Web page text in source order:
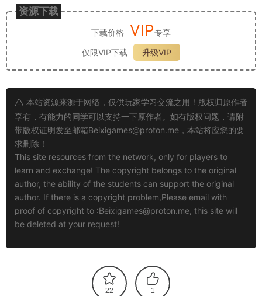
资源下载
下载价格 VIP专享
仅限VIP下载
升级VIP
本站资源来源于网络，仅供玩家学习交流之用！版权归原作者
享有，有能力的同学可以支持一下原作者。如有版权问题，请附
带版权证明发至邮箱Beixigames@proton.me ，本站将应您的要
求删除！
This site resources from the network, only for players to
learn and exchange! The copyright belongs to the original
author, the ability of the students can support the original
author. If there is a copyright problem,Please email with
proof of copyright to :Beixigames@proton.me, this site will
be deleted at your request!
22 1